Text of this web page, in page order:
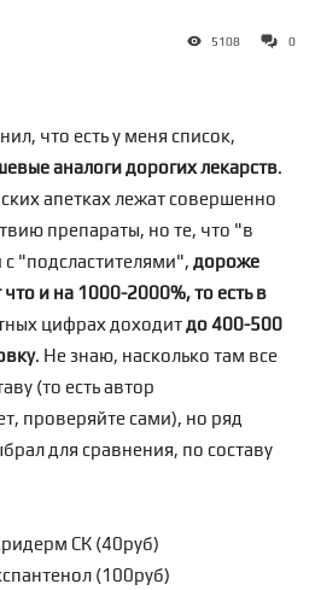
5108 0
что есть у меня список,
аналоги дорогих лекарств.
апетках лежат совершенно
препараты, но те, что "в
"подсластителями", дороже
и на 1000-2000%, то есть в
цифрах доходитдо 400-500
. Не знаю, насколько там все
(то есть автор
проверяйте сами), но ряд
для сравнения, по составу
СК (40руб)
(100руб)